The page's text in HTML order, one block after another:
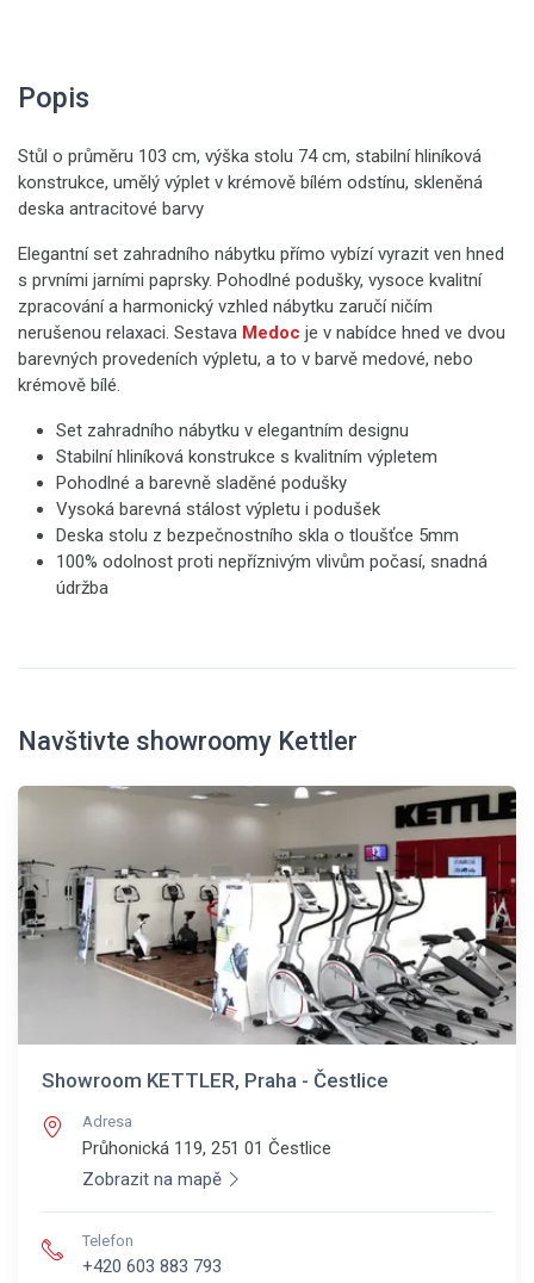
Popis
Stůl o průměru 103 cm, výška stolu 74 cm, stabilní hliníková
konstrukce, umělý výplet v krémově bílém odstínu, skleněná
deska antracitové barvy
Elegantní set zahradního nábytku přímo vybízí vyrazit ven hned
s prvními jarními paprsky. Pohodlné podušky, vysoce kvalitní
zpracování a harmonický vzhled nábytku zaručí ničím
nerušenou relaxaci. Sestava Medoc je v nabídce hned ve dvou
barevných provedeních výpletu, a to v barvě medové, nebo
krémově bílé.
Set zahradního nábytku v elegantním designu
Stabilní hliníková konstrukce s kvalitním výpletem
Pohodlné a barevně sladěné podušky
Vysoká barevná stálost výpletu i podušek
Deska stolu z bezpečnostního skla o tloušťce 5mm
100% odolnost proti nepříznivým vlivům počasí, snadná
údržba
Navštivte showroomy Kettler
Showroom KETTLER, Praha - Čestlice
Adresa
Průhonická 119, 251 01 Čestlice
Zobrazit na mapě
Telefon
+420 603 883 793